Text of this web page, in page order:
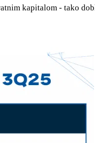
kapitalom - tako